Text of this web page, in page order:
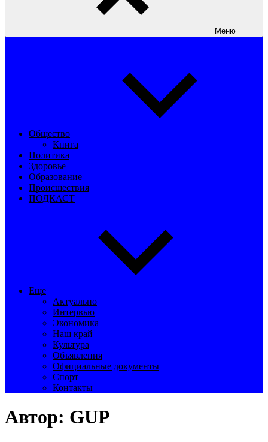
Меню
Общество
Книга
Политика
Здоровье
Образование
Происшествия
ПОДКАСТ
Еще
Актуально
Интервью
Экономика
Наш край
Культура
Объявления
Официальные документы
Спорт
Контакты
Автор: GUP